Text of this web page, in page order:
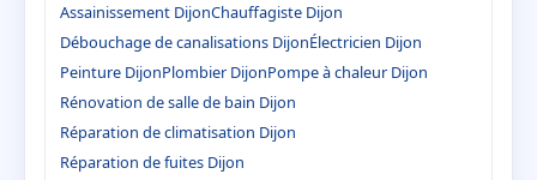
Assainissement DijonChauffagiste Dijon
Débouchage de canalisations DijonÉlectricien Dijon
Peinture DijonPlombier DijonPompe à chaleur Dijon
Rénovation de salle de bain Dijon
Réparation de climatisation Dijon
Réparation de fuites Dijon